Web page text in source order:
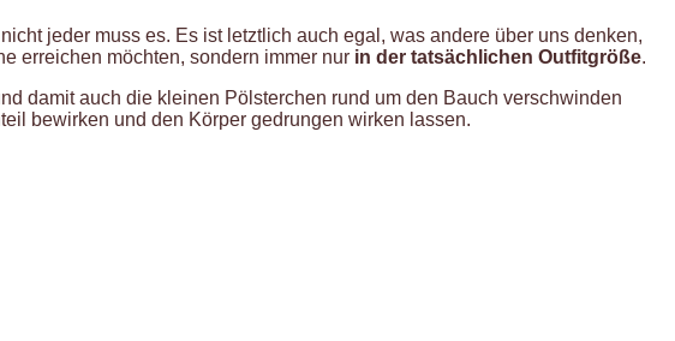
jeder muss es. Es ist letztlich auch egal, was andere über uns denken,
erreichen möchten, sondern immer nur in der tatsächlichen Outfitgröße.
damit auch die kleinen Pölsterchen rund um den Bauch verschwinden
bewirken und den Körper gedrungen wirken lassen.